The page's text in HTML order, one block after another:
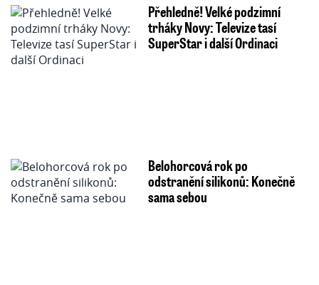
Přehledně! Velké podzimní
trháky Novy: Televize tasí
SuperStar i další Ordinaci
Belohorcová rok po
odstranění silikonů: Konečně
sama sebou